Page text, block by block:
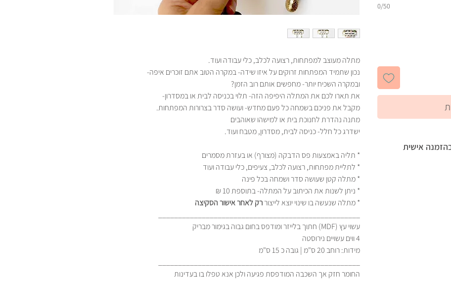
מתלה מעוצב למפתחות, רצועה לכלב, כלי עבודה ועוד.
נכון שתמיד המפתחות זרוקים על איזו שידה- במקרה הטוב אתם זוכרים איפה-
ובמקרה השכיח יותר- מחפשים אותם רוב הזמן?
את תארו לכם את המתלה היפיפה הזה- תלוי בכניסה לבית או במסדרון-
מקבל את פניכם בשמחה כל פעם מחדש- ועושה סדר בצרורות המפתחות.
מתנה נהדרת לחנוכת בית או למישהו שאוהבים
ישדרג כל חלל- כניסה לבית, מסדרון, מטבח ועוד.
* תליה באמצעות פס הדבקה (מצורף) או בעזרת מסמרים
* לתליית מפתחות, רצועה לכלב, צעיפים, כלי עבודה ועוד
* מתלה קטן שעושה סדר ושמחה בכל פינה
* ניתן לשנות את הכיתוב על המתלה- בתוספת 10 ₪
* מתלה שנעשה בו שינוי יוצא לייצוררק לאחר אישור הסקיצה
עשוי עץ (MDF) חתוך בלייזר ומודפס בחום גבוה בגימור מבריק
4 ווים עשויים נירוסטה
מידות: רוחב 20 ס"מ | גובה כ 15 ס"מ
החומר חזק אך השכבה המודפסת פגיעה ולכן אנא טפלו בו בעדינות
0/50
אישית